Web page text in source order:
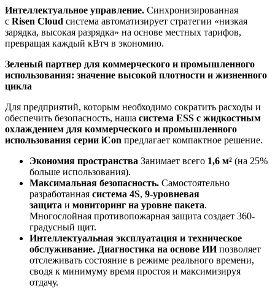
Интеллектуальное управление. Синхронизированная
с Risen Cloud система автоматизирует стратегии «низкая
зарядка, высокая разрядка» на основе местных тарифов,
превращая каждый кВтч в экономию.
Зеленый партнер для коммерческого и промышленного
использования: значение высокой плотности и жизненного
цикла
Для предприятий, которым необходимо сократить расходы и
обеспечить безопасность, наша система ESS с жидкостным
охлаждением для коммерческого и промышленного
использования серии iCon предлагает компактное решение.
Экономия пространства Занимает всего 1,6 м² (на 25%
больше использования).
Максимальная безопасность. Самостоятельно
разработанная система 4S, 9-уровневая
защита и мониторинг на уровне пакета.
Многослойная противопожарная защита создает 360-
градусный щит.
Интеллектуальная эксплуатация и техническое
обслуживание. Диагностика на основе ИИпозволяет
отслеживать состояние в режиме реального времени,
сводя к минимуму время простоя и максимизируя
отдачу.